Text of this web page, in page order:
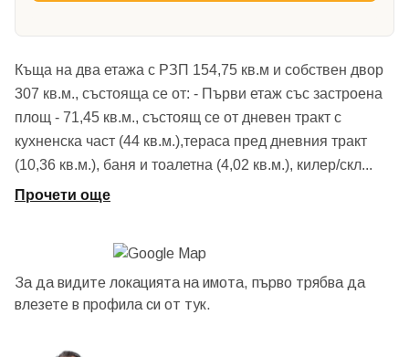
Къща на два етажа с РЗП 154,75 кв.м и собствен двор
307 кв.м., състояща се от: - Първи етаж със застроена
площ - 71,45 кв.м., състоящ се от дневен тракт с
кухненска част (44 кв.м.),тераса пред дневния тракт
(10,36 кв.м.), баня и тоалетна (4,02 кв.м.), килер/скл...
Прочети още
За да видите локацията на имота, първо трябва да
влезете в профила си от тук.